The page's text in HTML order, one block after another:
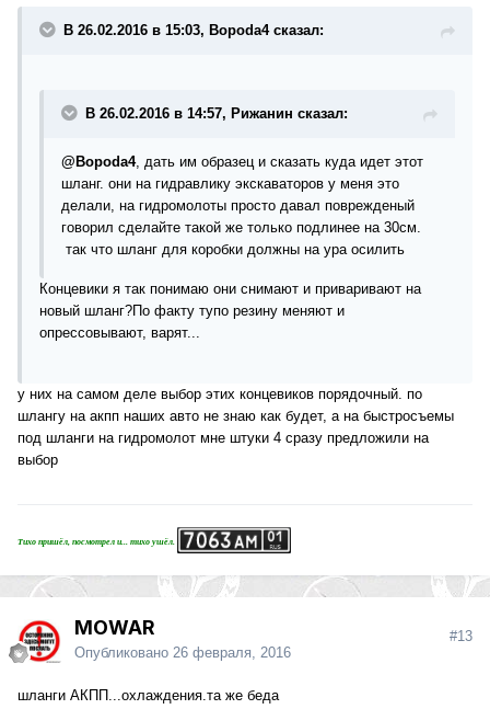
В 26.02.2016 в 15:03, Bopoda4 сказал:
В 26.02.2016 в 14:57, Рижанин сказал:
@Bopoda4, дать им образец и сказать куда идет этот
шланг. они на гидравлику экскаваторов у меня это
делали, на гидромолоты просто давал поврежденый
говорил сделайте такой же только подлинее на 30см.
так что шланг для коробки должны на ура осилить
Концевики я так понимаю они снимают и приваривают на
новый шланг?По факту тупо резину меняют и
опрессовывают, варят...
у них на самом деле выбор этих концевиков порядочный. по
шлангу на акпп наших авто не знаю как будет, а на быстросъемы
под шланги на гидромолот мне штуки 4 сразу предложили на
выбор
Тихо пришёл, посмотрел и... тихо ушёл.
MOWAR
Опубликовано 26 февраля, 2016
#13
шланги АКПП...охлаждения.та же беда